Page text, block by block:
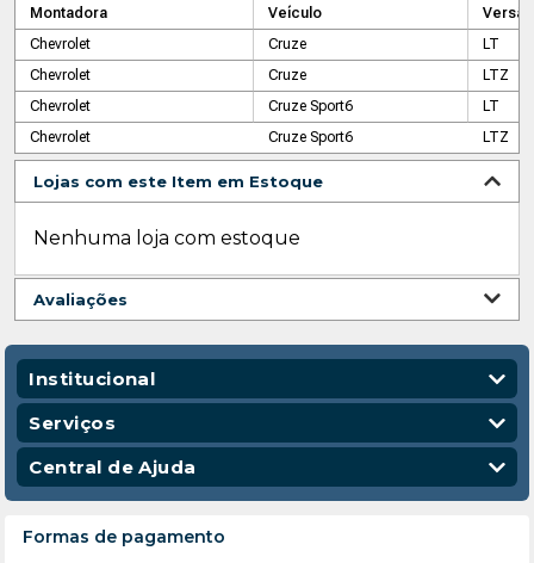
Montadora Veículo
Versão
Chevrolet
Cruze
LT
Chevrolet
Cruze
LTZ
Chevrolet
Cruze Sport6
LT
Chevrolet
Cruze Sport6 LTZ
Lojas com este Item em Estoque
Nenhuma loja com estoque
Avaliações
Institucional
Quem Somos
Nossas Lojas
Código de Conduta
Serviços
Vendas Corporativas
Entregas
Central de Ajuda
Política de Privacidade
Política de Troca e Devolução
Formas de pagamento